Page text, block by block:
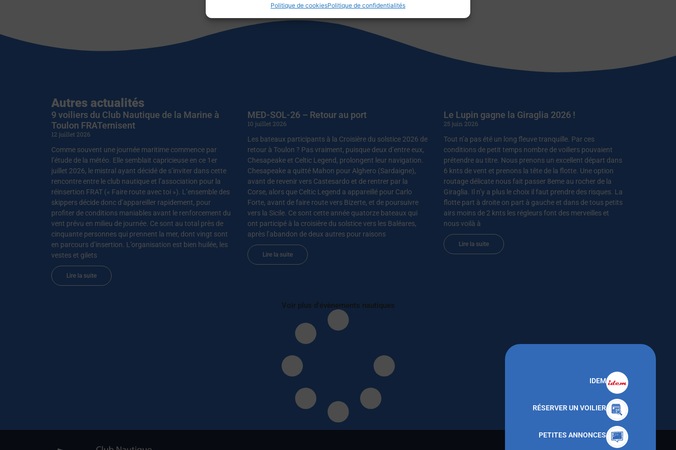
Politique de cookiesPolitique de confidentialités
Autres actualités
9 voiliers du Club Nautique de la Marine à
Toulon FRATernisent
12 juillet 2026
Comme souvent une journée maritime commence par
l’étude de la météo. Elle semblait capricieuse en ce 1er
juillet 2026, le mistral ayant décidé de s’inviter dans cette
rencontre entre le club nautique et l’association pour la
réinsertion FRAT (« Faire route avec toi »). L’ensemble des
skippers décide donc d’appareiller rapidement, pour
profiter de conditions maniables avant le renforcement du
vent prévu en milieu de journée. Ce sont au total près de
cinquante personnes qui prennent la mer, dont vingt sont
en parcours d’insertion. L’organisation est bien huilée, les
vestes et gilets
Lire la suite
MED-SOL-26 – Retour au port
10 juillet 2026
Les bateaux participants à la Croisière du solstice 2026 de
retour à Toulon ? Pas vraiment, puisque deux d’entre eux,
Chesapeake et Celtic Legend, prolongent leur navigation.
Chesapeake a quitté Mahon pour Alghero (Sardaigne),
avant de revenir vers Castesardo et de rentrer par la
Corse, alors que Celtic Legend a appareillé pour Carlo
Forte, avant de faire route vers Bizerte, et de poursuivre
vers la Sicile. Ce sont cette année quatorze bateaux qui
ont participé à la croisière du solstice vers les Baléares,
après l’abandon de deux autres pour raisons
Lire la suite
Le Lupin gagne la Giraglia 2026 !
25 juin 2026
Tout n’a pas été un long fleuve tranquille. Par ces
conditions de petit temps nombre de voiliers pouvaient
prétendre au titre. Nous prenons un excellent départ dans
6 knts de vent et prenons la tête de la flotte. Une option
routage délicate nous fait passer 8eme au rocher de la
Giraglia. Il n’y a plus le choix il faut prendre des risques. La
flotte part à droite on part à gauche et dans de tous petits
airs moins de 2 knts les régleurs font des merveilles et
nous voilà à
Lire la suite
Voir plus d'évènements nautiques
IDEM
RÉSERVER UN VOILIER
PETITES ANNONCES